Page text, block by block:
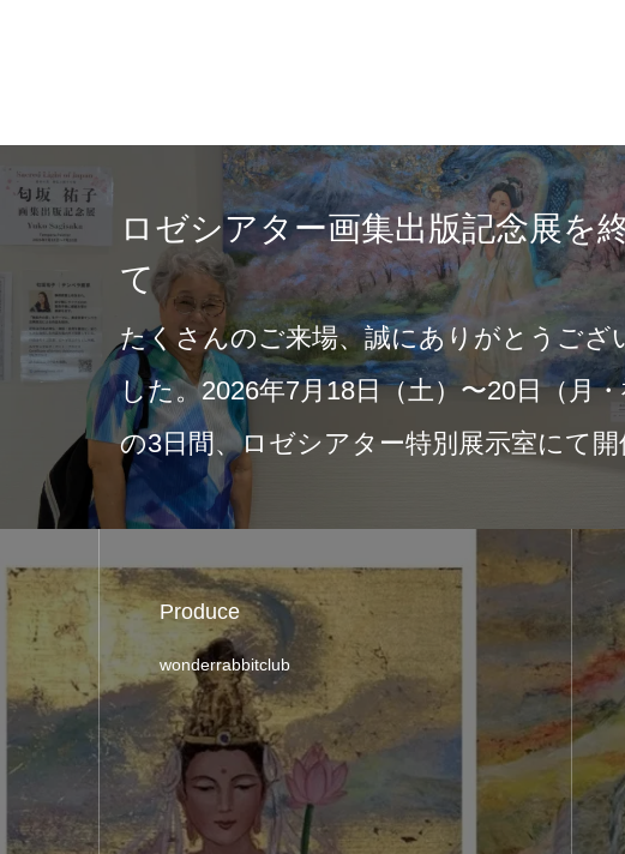
画集出版記念展を終え
場、誠にありがとうございま
月18日（土）〜20日（月・祝）
シアター特別展示室にて開催…
Produce
wonderrabbitclub